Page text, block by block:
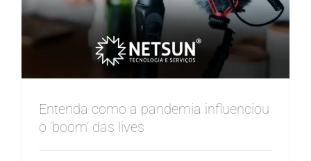
Entenda como a pandemia influenciou
o ‘boom’ das lives